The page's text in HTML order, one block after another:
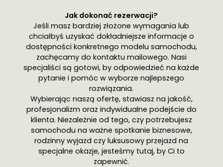
Jak dokonać rezerwacji?
Jeśli masz bardziej złożone wymagania lub
chciałbyś uzyskać dokładniejsze informacje o
dostępności konkretnego modelu samochodu,
zachęcamy do kontaktu mailowego. Nasi
specjaliści są gotowi, by odpowiedzieć na każde
pytanie i pomóc w wyborze najlepszego
rozwiązania.
Wybierając naszą ofertę, stawiasz na jakość,
profesjonalizm oraz indywidualne podejście do
klienta. Niezależnie od tego, czy potrzebujesz
samochodu na ważne spotkanie biznesowe,
rodzinny wyjazd czy luksusowy przejazd na
specjalne okazje, jesteśmy tutaj, by Ci to
zapewnić.